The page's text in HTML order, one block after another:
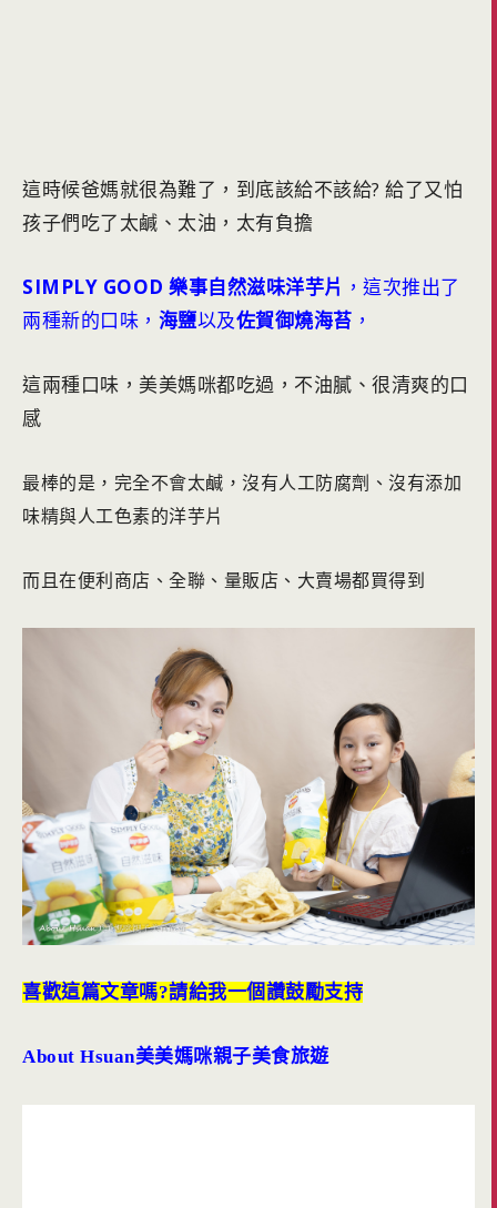
這時候爸媽就很為難了，到底該給不該給? 給了又怕
孩子們吃了太鹹、太油，太有負擔
SIMPLY GOOD 樂事自然滋味洋芋片 ，這次推出了
兩種新的口味， 海鹽以及佐賀御燒海苔 ，
這兩種口味，美美媽咪都吃過，不油膩、很清爽的口
感
最棒的是，完全不會太鹹，沒有人工防腐劑、沒有添加
味精與人工色素的洋芋片
而且在便利商店、全聯、量販店、大賣場都買得到
喜歡這篇文章嗎?請給我一個讚鼓勵支持
About Hsuan美美媽咪親子美食旅遊